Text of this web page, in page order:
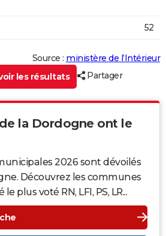
52
Source : ministère de l’Intérieur
les résultats
Partager
la Dordogne ont le
2026 sont dévoilés
Découvrez les communes
plus voté RN, LFI, PS, LR...